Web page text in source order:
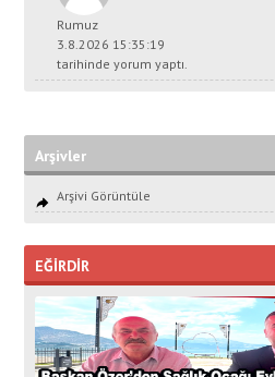
Rumuz
3.8.2026 15:35:19
tarihinde yorum yaptı.
Arşivler
Arşivi Görüntüle
EĞİRDİR